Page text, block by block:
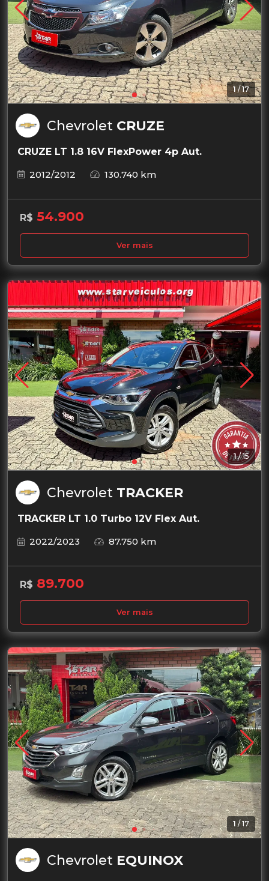
1/17
Chevrolet CRUZE
CRUZE LT 1.8 16V FlexPower 4p Aut.
2012/2012
130.740 km
R$ 54.900
Ver mais
1/15
Chevrolet TRACKER
TRACKER LT 1.0 Turbo 12V Flex Aut.
2022/2023
87.750 km
R$ 89.700
Ver mais
1 / 17
Chevrolet EQUINOX